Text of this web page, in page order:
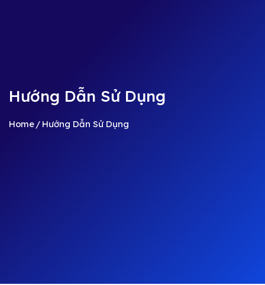
Hướng Dẫn Sử Dụng
Home Hướng Dẫn Sử Dụng